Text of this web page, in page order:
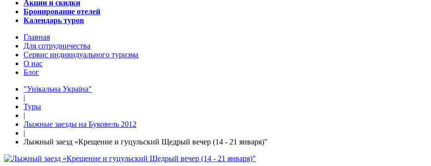
Акции и скидки
Бронирование отелей
Календарь туров
Главная
Для сотрудничества
Сервис индивидуального туризма
О нас
Блог
"Унікальна Україна"
|
Туры
|
Лыжные заезды на Буковель 2012
|
Лыжный заезд «Крещение и гуцульский Щедрый вечер (14 - 21 января)"